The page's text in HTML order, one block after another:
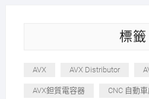
標籤
AVX AVX Distributor
AVX鉭質電容器 CNC 自動